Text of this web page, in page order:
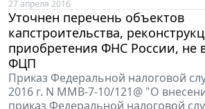
27 апреля 2016
Уточнен перечень объектов
капстроительства,
приобретения ФНС России, не
ФЦП
Приказ Федеральной налоговой
2016 г. N ММВ-7-10/121@ "О
приказ Федеральной налоговой